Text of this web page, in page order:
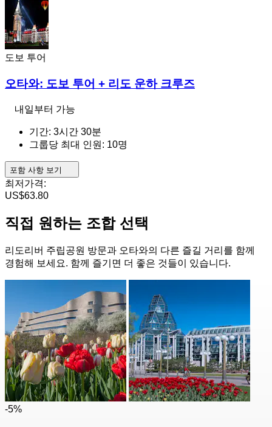
도보 투어
오타와: 도보 투어 + 리도 운하 크루즈
내일부터 가능
기간: 3시간 30분
그룹당 최대 인원: 10명
포함 사항 보기
최저가격:
US$63.80
직접 원하는 조합 선택
리도리버 주립공원 방문과 오타와의 다른 즐길 거리를 함께
경험해 보세요. 함께 즐기면 더 좋은 것들이 있습니다.
-5%